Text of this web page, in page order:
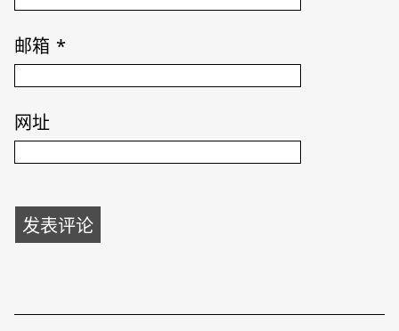
邮箱 *
网址